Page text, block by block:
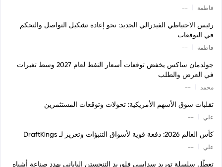
فاطمة --
رئيس الاحتياطي الفيدرالي الجديد: نحو إعادة تشكيل التواصل والتحكم
في التوقعات
فاطمة --
جولدمان ساكس يخفض توقعات أسعار النفط لعام 2027 وسط تغيرات
في العرض والطلب
محمد --
تقلبات سوق الأسهم الأمريكية: تحولات وتوقعات المستثمرين
علي --
كأس العالم 2026: دفعة قوية لأسواق التنبؤات وتعزيز لـ DraftKings
علي --
تعطّل سلسلة توريد سداسي فلوريد التنجستن الياباني يهدد صناعة أشباه